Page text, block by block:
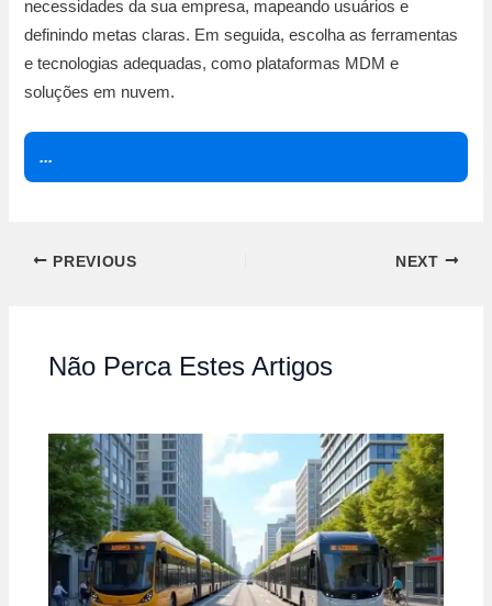
necessidades da sua empresa, mapeando usuários e
definindo metas claras. Em seguida, escolha as ferramentas
e tecnologias adequadas, como plataformas MDM e
soluções em nuvem.
...
PREVIOUS NEXT
Não Perca Estes Artigos